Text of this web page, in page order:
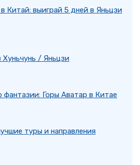
Китай: выиграй 5 дней в Яньцзи
/ Яньцзи
Горы Аватар в Китае
туры и направления